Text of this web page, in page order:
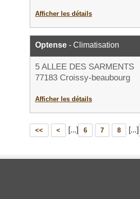
Afficher les détails
Optense - Climatisation
5 ALLEE DES SARMENTS
77183 Croissy-beaubourg
Afficher les détails
<< < [...] 6 7 8 [...]